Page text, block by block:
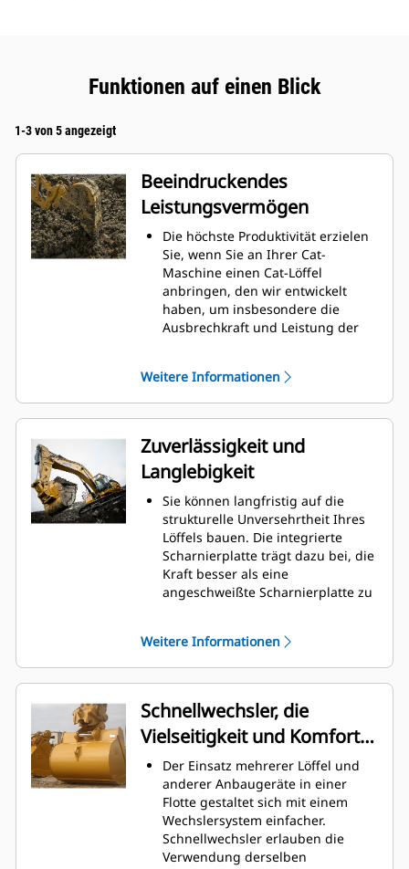
Funktionen auf einen Blick
1-3 von 5 angezeigt
Beeindruckendes
Leistungsvermögen
Die höchste Produktivität erzielen
Sie, wenn Sie an Ihrer Cat-
Maschine einen Cat-Löffel
anbringen, den wir entwickelt
haben, um insbesondere die
Ausbrechkraft und Leistung der
verbessert den Materialfluss in
den Löffel. Die zusätzliche
Rückenfreiheit verhindert ein
Schleifen der Unterseite des
Löffels, wodurch Wartungskosten
gesenkt werden.
Der Kraftstoffverbrauch ist beim
Graben am höchsten. Cat-Löffel
sind so ausgelegt, dass sie schnell
durch das Material schneiden,
wodurch die Betriebseffizienz der
Maschine insgesamt verbessert
wird.
Zeit geladen werden. Bei jeder
Weitere Informationen
Zuverlässigkeit und
Langlebigkeit
Sie können langfristig auf die
strukturelle Unversehrtheit Ihres
Löffels bauen. Die integrierte
Scharnierplatte trägt dazu bei, die
Kraft besser als eine
angeschweißte Scharnierplatte zu
abriebbeständigem Stahl
gefertigt, der vor allem für
Komponenten mit übermäßigem
Verschleiß gedacht ist.
Schützen Sie die wichtigsten
Bereiche des von hohem
Verschleiß betroffenen Löffels mit
Cat ®-Schneidwerkzeugen.
Seitenschneidenschutz und
Seitenmesser tragen zur
Erhaltung der Teile des Löffels bei,
die am häufigsten mit den
Weitere Informationen
Schnellwechsler, die
Vielseitigkeit und Komfort
bieten
Der Einsatz mehrerer Löffel und
anderer Anbaugeräte in einer
Flotte gestaltet sich mit einem
Wechslersystem einfacher.
Schnellwechsler erlauben die
Verwendung derselben